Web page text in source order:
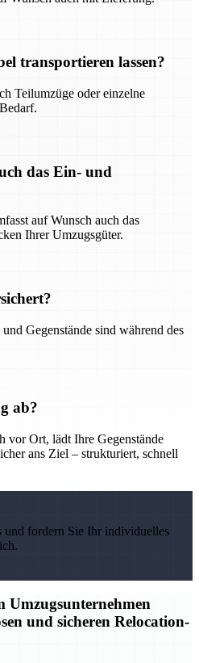
transportieren lassen?
Teilumzüge oder einzelne
das Ein- und
auf Wunsch auch das
Ihrer Umzugsgüter.
Gegenstände sind während des
ab?
vor Ort, lädt Ihre Gegenstände
ans Ziel – strukturiert, schnell
und fordern Sie Ihr individuelles
Umzugsunternehmen
und sicheren Relocation-